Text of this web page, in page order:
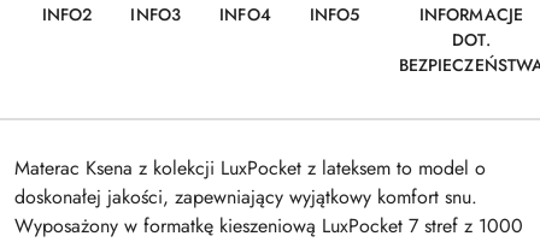
INFO2 INFO3 INFO4 INFO5
INFORMACJE
DOT.
Materac Ksena z kolekcji LuxPocket z lateksem to model o
doskonałej jakości, zapewniający wyjątkowy komfort snu.
Wyposażony w formatkę kieszeniową LuxPocket 7 stref z 1000